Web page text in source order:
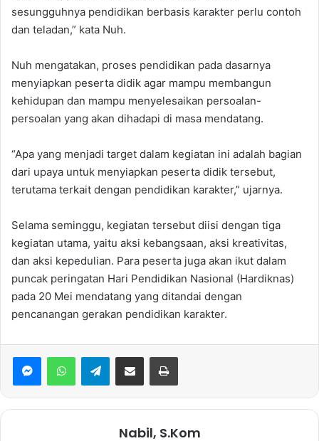
sesungguhnya pendidikan berbasis karakter perlu contoh
dan teladan,” kata Nuh.
Nuh mengatakan, proses pendidikan pada dasarnya
menyiapkan peserta didik agar mampu membangun
kehidupan dan mampu menyelesaikan persoalan-
persoalan yang akan dihadapi di masa mendatang.
“Apa yang menjadi target dalam kegiatan ini adalah bagian
dari upaya untuk menyiapkan peserta didik tersebut,
terutama terkait dengan pendidikan karakter,” ujarnya.
Selama seminggu, kegiatan tersebut diisi dengan tiga
kegiatan utama, yaitu aksi kebangsaan, aksi kreativitas,
dan aksi kepedulian. Para peserta juga akan ikut dalam
puncak peringatan Hari Pendidikan Nasional (Hardiknas)
pada 20 Mei mendatang yang ditandai dengan
pencanangan gerakan pendidikan karakter.
WhatsAppTelegramBagikan via Email Print
Nabil, S.Kom